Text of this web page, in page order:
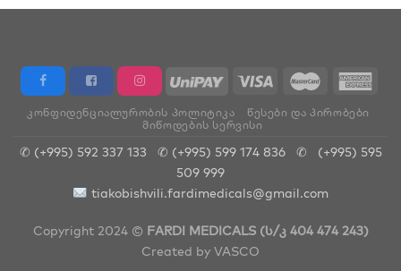
ᲙᲝᲜᲤᲘᲓᲔᲜᲪᲘᲐᲚᲣᲠᲝᲑᲘᲡ ᲞᲝᲚᲘᲢᲘᲙᲐ
ᲬᲔᲡᲔᲑᲘ ᲓᲐ ᲞᲘᲠᲝᲑᲔᲑᲘ
ᲛᲘᲬᲝᲓᲔᲑᲘᲡ ᲡᲔᲠᲕᲘᲡᲘ
✆ (+995) 592 337 133 ✆ (+995) 599 174 836 ✆
(+995) 595
509 999
tiakobishvili.fardimedicals@gmail.com
Copyright 2024 © FARDI MEDICALS (ს/კ 404 474 243)
Created by VASCO